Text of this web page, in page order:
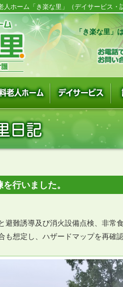
人ホーム「き楽な里」（デイサービス
「き楽な里」
行いました。
避難誘導及び消火設備点検、非常
も想定し、ハザードマップを再確